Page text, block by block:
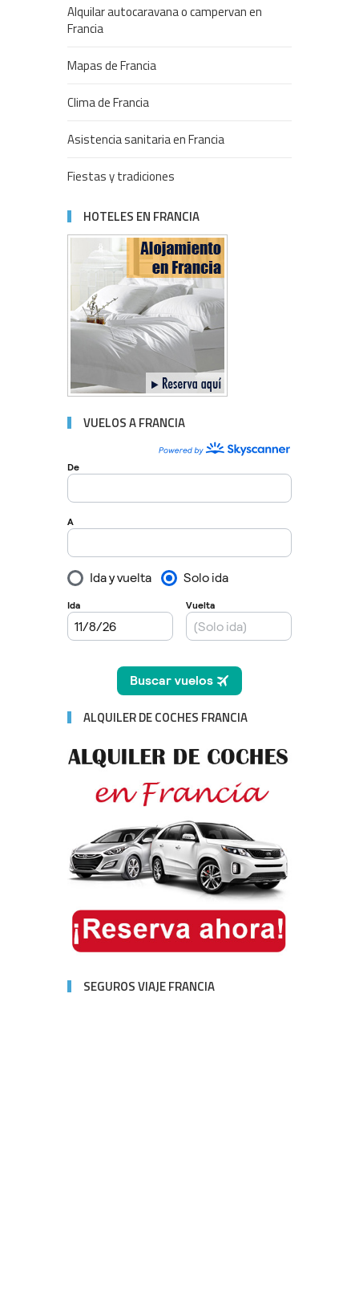
Alquilar autocaravana o campervan en
Francia
Mapas de Francia
Clima de Francia
Asistencia sanitaria en Francia
Fiestas y tradiciones
HOTELES EN FRANCIA
VUELOS A FRANCIA
ALQUILER DE COCHES FRANCIA
SEGUROS VIAJE FRANCIA